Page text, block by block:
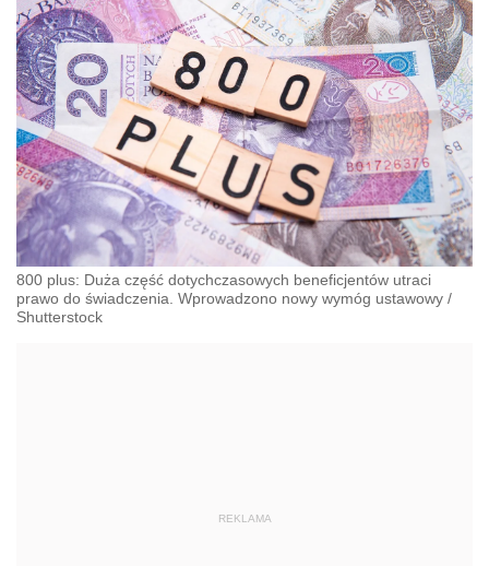
800 plus: Duża część dotychczasowych beneficjentów utraci
prawo do świadczenia. Wprowadzono nowy wymóg ustawowy /
Shutterstock